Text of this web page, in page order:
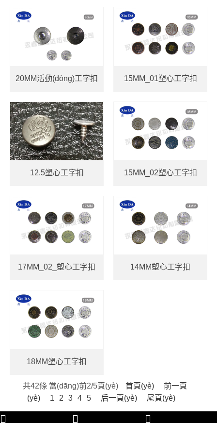
20MM活動(dòng)工字扣 15MM_01塑心工字扣
12.5塑心工字扣 15MM_02塑心工字扣
17MM_02_塑心工字扣 14MM塑心工字扣
18MM塑心工字扣
共42條 當(dāng)前2/5頁(yè) 首頁(yè)
前一頁
(yè)
1 2 3 4 5 后一頁(yè) 尾頁(yè)